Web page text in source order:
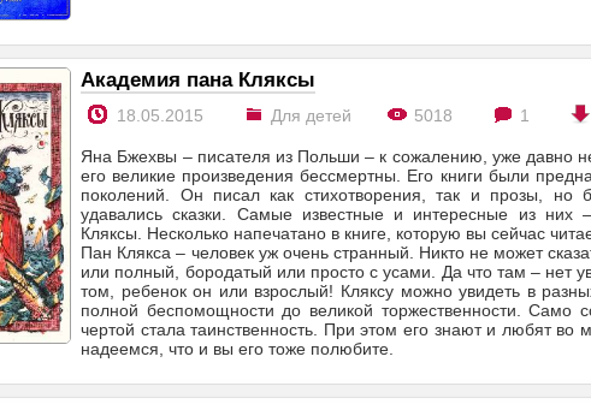
Академия пана Кляксы
18.05.2015 Для детей 5018 1
Яна Бжехвы – писателя из Польши – к сожалению, уже давно
его великие произведения бессмертны. Его книги были
поколений. Он писал как стихотворения, так и прозы, но
удавались сказки. Самые известные и интересные из них
Кляксы. Несколько напечатано в книге, которую вы сейчас
Пан Клякса – человек уж очень странный. Никто не может
или полный, бородатый или просто с усами. Да что там – нет
том, ребенок он или взрослый! Кляксу можно увидеть в
полной беспомощности до великой торжественности. Само
чертой стала таинственность. При этом его знают и любят во
надеемся, что и вы его тоже полюбите.